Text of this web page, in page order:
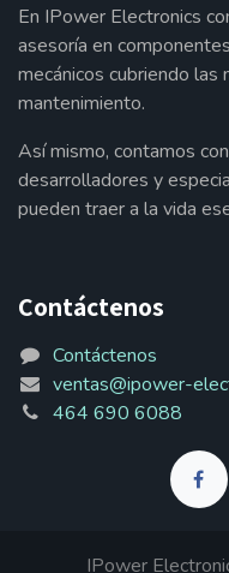
En IPower Electronics
asesoría en
mecánicos cubriendo
mantenimiento.
Así mismo, contamos
desarrolladores y
pueden traer a la vida
Contáctenos
Contáctenos
ventas@ipower-
464 690 6088
IPower